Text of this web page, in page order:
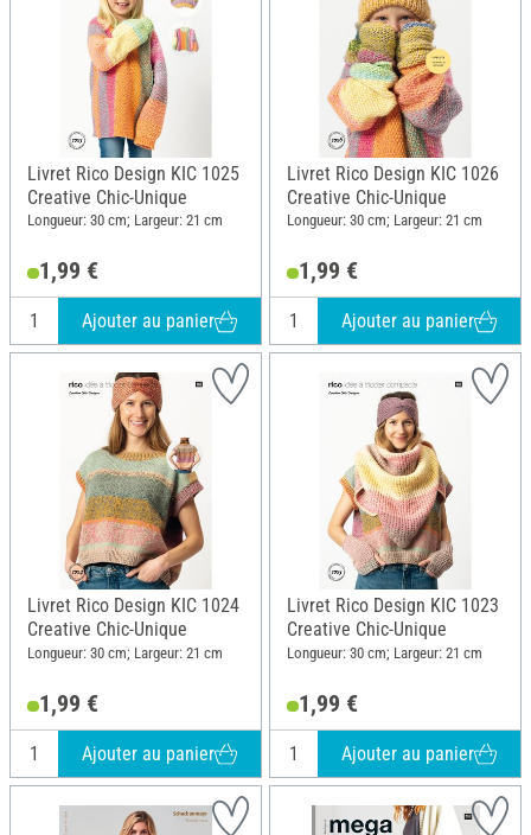
Livret Rico Design KIC 1025
Creative Chic-Unique
Longueur: 30 cm; Largeur: 21 cm
1,99 €
Ajouter au panier
Livret Rico Design KIC 1026
Creative Chic-Unique
Longueur: 30 cm; Largeur: 21 cm
1,99 €
Ajouter au panier
Livret Rico Design KIC 1024
Creative Chic-Unique
Longueur: 30 cm; Largeur: 21 cm
1,99 €
Ajouter au panier
Livret Rico Design KIC 1023
Creative Chic-Unique
Longueur: 30 cm; Largeur: 21 cm
1,99 €
Ajouter au panier